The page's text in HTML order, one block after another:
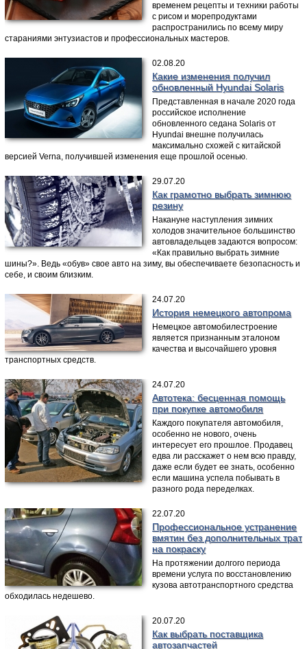
временем рецепты и техники работы
с рисом и морепродуктами
распространились по всему миру
стараниями энтузиастов и профессиональных мастеров.
02.08.20
Какие изменения получил
обновленный Hyundai Solaris
Представленная в начале 2020 года
российское исполнение
обновленного седана Solaris от
Hyundai внешне получилась
максимально схожей с китайской
версией Verna, получившей изменения еще прошлой осенью.
29.07.20
Как грамотно выбрать зимнюю
резину
Накануне наступления зимних
холодов значительное большинство
автовладельцев задаются вопросом:
«Как правильно выбрать зимние
шины?». Ведь «обув» свое авто на зиму, вы обеспечиваете безопасность и
себе, и своим близким.
24.07.20
История немецкого автопрома
Немецкое автомобилестроение
является признанным эталоном
качества и высочайшего уровня
транспортных средств.
24.07.20
Автотека: бесценная помощь
при покупке автомобиля
Каждого покупателя автомобиля,
особенно не нового, очень
интересует его прошлое. Продавец
едва ли расскажет о нем всю правду,
даже если будет ее знать, особенно
если машина успела побывать в
разного рода переделках.
22.07.20
Профессиональное устранение
вмятин без дополнительных трат
на покраску
На протяжении долгого периода
времени услуга по восстановлению
кузова автотранспортного средства
обходилась недешево.
20.07.20
Как выбрать поставщика
автозапчастей